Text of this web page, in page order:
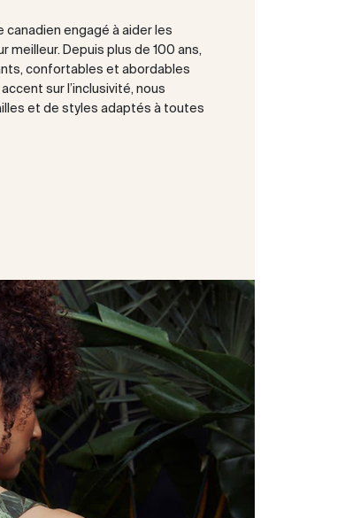
engagé à aider les
meilleur. Depuis plus de 100 ans,
confortables et abordables
sur l’inclusivité, nous
et de styles adaptés à toutes